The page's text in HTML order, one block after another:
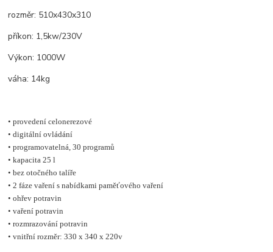
rozměr: 510x430x310
příkon: 1,5kw/230V
Výkon: 1000W
váha: 14kg
• provedení celonerezové
• digitální ovládání
• programovatelná, 30 programů
• kapacita 25 l
• bez otočného talíře
• 2 fáze vaření s nabídkami paměťového vaření
• ohřev potravin
• vaření potravin
• rozmrazování potravin
• vnitřní rozměr: 330 x 340 x 220v